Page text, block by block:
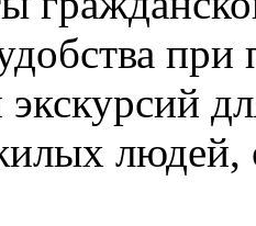
при
экскурсий
людей,